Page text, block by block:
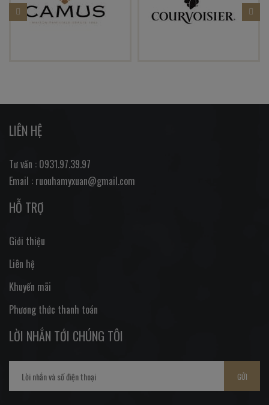
LIÊN HỆ
Tư vấn : 0931.97.39.97
Email : ruouhamyxuan@gmail.com
HỖ TRỢ
Giới thiệu
Liên hệ
Khuyến mãi
Phương thức thanh toán
LỜI NHẮN TỚI CHÚNG TÔI
GỬI